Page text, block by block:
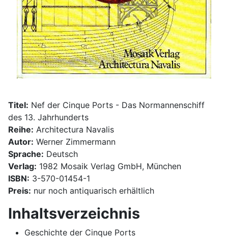
Titel: Nef der Cinque Ports - Das Normannenschiff
des 13. Jahrhunderts
Reihe: Architectura Navalis
Autor: Werner Zimmermann
Sprache: Deutsch
Verlag: 1982 Mosaik Verlag GmbH, München
ISBN: 3-570-01454-1
Preis: nur noch antiquarisch erhältlich
Inhaltsverzeichnis
Geschichte der Cinque Ports